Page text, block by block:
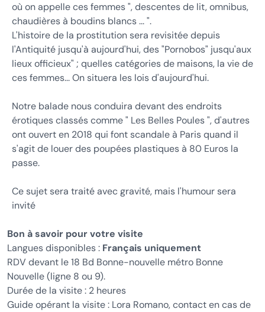
où on appelle ces femmes ", descentes de lit, omnibus,
chaudières à boudins blancs ... ".
L'histoire de la prostitution sera revisitée depuis
l'Antiquité jusqu'à aujourd'hui, des "Pornobos" jusqu'aux
lieux officieux" ; quelles catégories de maisons, la vie de
ces femmes... On situera les lois d'aujourd'hui.
Notre balade nous conduira devant des endroits
érotiques classés comme " Les Belles Poules ", d'autres
ont ouvert en 2018 qui font scandale à Paris quand il
s'agit de louer des poupées plastiques à 80 Euros la
passe.
Ce sujet sera traité avec gravité, mais l'humour sera
invité
Bon à savoir pour votre visite
Langues disponibles : Français uniquement
RDV devant le 18 Bd Bonne-nouvelle métro Bonne
Nouvelle (ligne 8 ou 9).
Durée de la visite : 2 heures
Guide opérant la visite : Lora Romano, contact en cas de